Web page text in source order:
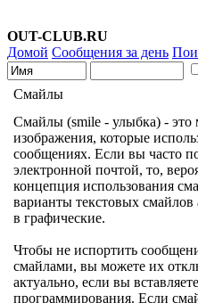
OUT-CLUB.RU
Домой Сообщения за день
Смайлы
Смайлы (smile - улыбка) - это
изображения, которые
сообщениях. Если вы часто
электронной почтой, то,
концепция использования
варианты текстовых смайлов
в графические.
Чтобы не испортить
смайлами, вы можете их
актуально, если вы
программирования. Если